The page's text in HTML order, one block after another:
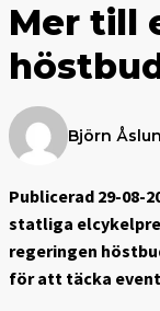
Mer till
Björn
Publicerad 29-08-
statliga
regeringen
för att täcka